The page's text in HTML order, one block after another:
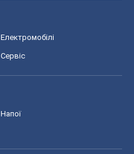
Електромобілі
Сервіс
Напої